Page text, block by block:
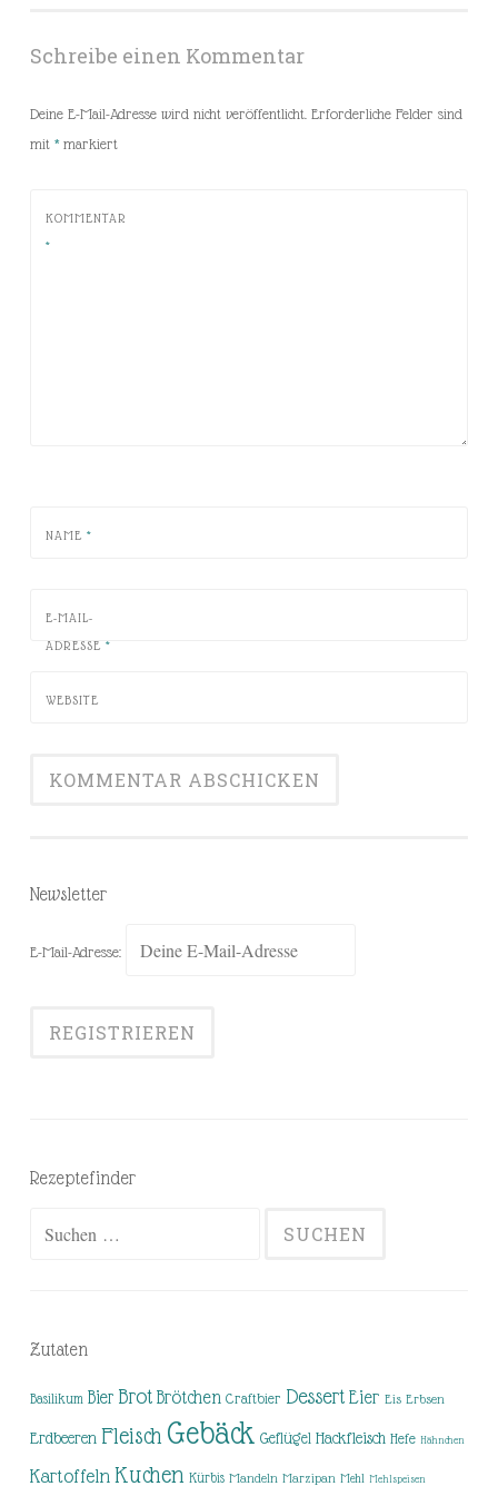
Schreibe einen Kommentar
Deine E-Mail-Adresse wird nicht veröffentlicht. Erforderliche Felder sind
mit *markiert
KOMMENTAR
*
NAME *
E-MAIL-
ADRESSE *
WEBSITE
Newsletter
E-Mail-Adresse:
Rezeptefinder
Zutaten
Basilikum Bier Brot Brötchen Craftbier Dessert Eier Eis Erbsen
Erdbeeren Fleisch Gebäck Geflügel Hackfleisch Hefe Hähnchen
Kartoffeln Kuchen Kürbis Mandeln Marzipan Mehl Mehlspeisen